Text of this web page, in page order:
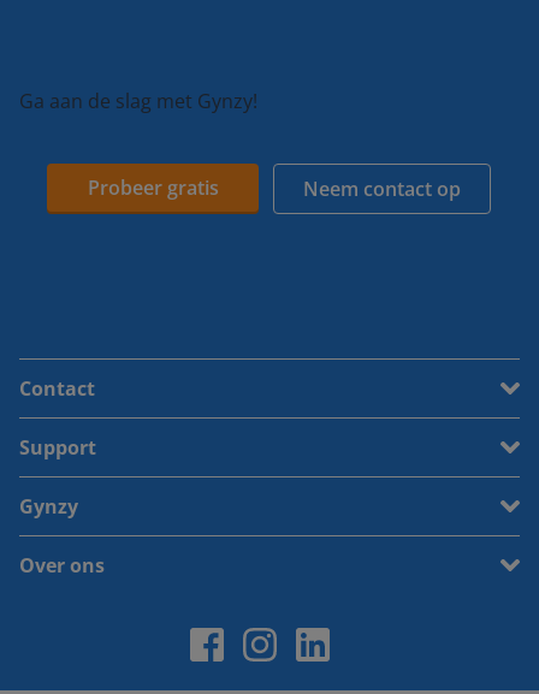
Ga aan de slag met Gynzy!
Probeer gratis Neem contact op
Contact
Support
Gynzy
Over ons